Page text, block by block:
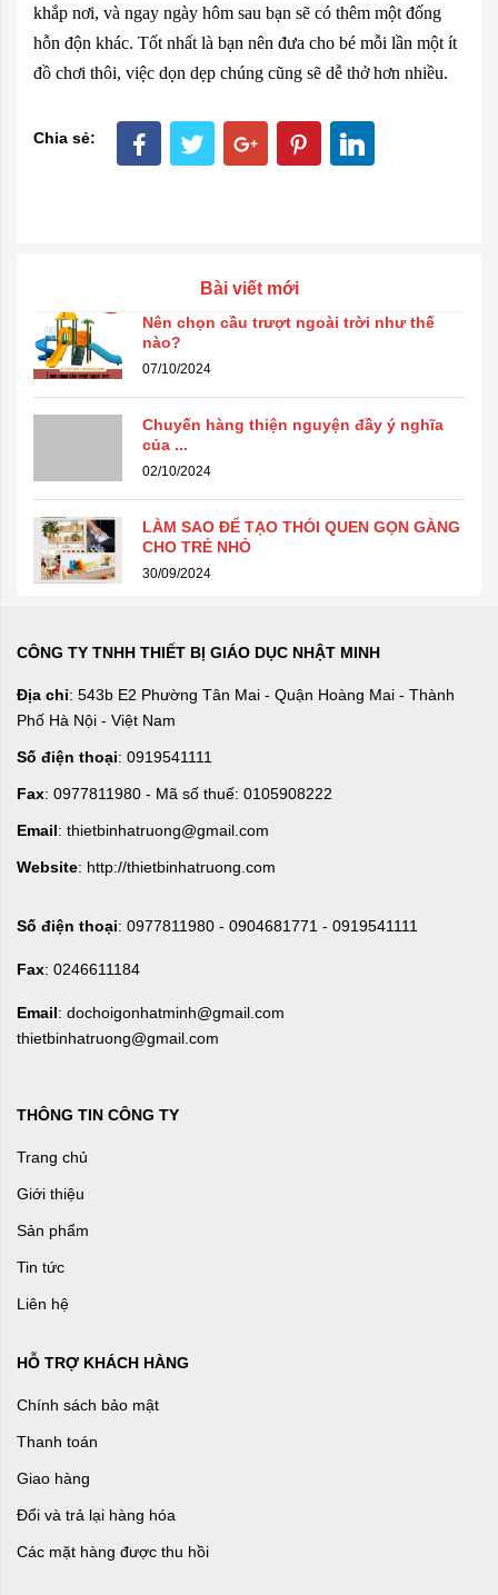
khắp nơi, và ngay ngày hôm sau bạn sẽ có thêm một đống
hỗn độn khác. Tốt nhất là bạn nên đưa cho bé mỗi lần một ít
đồ chơi thôi, việc dọn dẹp chúng cũng sẽ dễ thở hơn nhiều.
Chia sẻ:
Bài viết mới
Nên chọn cầu trượt ngoài trời như thế
nào?
07/10/2024
Chuyến hàng thiện nguyện đầy ý nghĩa
của ...
02/10/2024
LÀM SAO ĐỂ TẠO THÓI QUEN GỌN GÀNG
CHO TRẺ NHỎ
30/09/2024
CÔNG TY TNHH THIẾT BỊ GIÁO DỤC NHẬT MINH
Địa chỉ: 543b E2 Phường Tân Mai - Quận Hoàng Mai - Thành
Phố Hà Nội - Việt Nam
Số điện thoại: 0919541111
Fax: 0977811980 - Mã số thuế: 0105908222
Email: thietbinhatruong@gmail.com
Website: http://thietbinhatruong.com
Số điện thoại: 0977811980 - 0904681771 - 0919541111
Fax: 0246611184
Email: dochoigonhatminh@gmail.com
thietbinhatruong@gmail.com
THÔNG TIN CÔNG TY
Trang chủ
Giới thiệu
Sản phẩm
Tin tức
Liên hệ
HỖ TRỢ KHÁCH HÀNG
Chính sách bảo mật
Thanh toán
Giao hàng
Đổi và trả lại hàng hóa
Các mặt hàng được thu hồi